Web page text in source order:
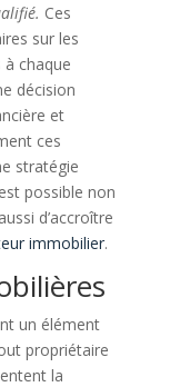
Ces
sur les
chaque
décision
et
ces
stratégie
possible non
d’accroître
immobilier.
un élément
propriétaire
la